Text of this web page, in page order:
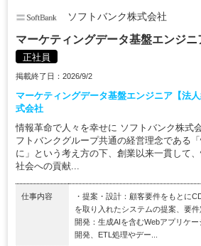
ソフトバンク株式会社
マーケティングデータ基盤エンジ
正社員
掲載終了日：2026/9/2
マーケティングデータ基盤エンジニア【法
式会社
情報革命で人々を幸せに ソフトバンク株式
フトバンクグループ共通の経営理念である
に」という考え方の下、創業以来一貫して
社会への貢献...
仕事内容
・提案・設計：顧客要件をもとに
を取り入れたシステムの提案、要
開発：生成AIを含むWebアプリケ
開発、ETL処理やデー...